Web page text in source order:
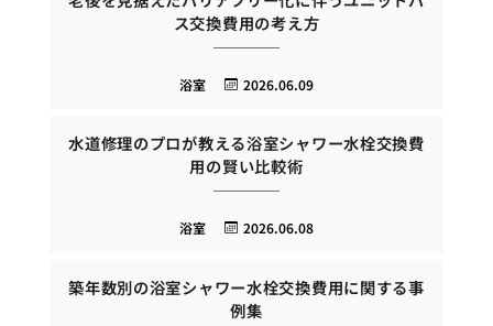
ス交換費用の考え方
2026.06.09
浴室
水道修理のプロが教える浴室シャワー水栓交換費
用の賢い比較術
2026.06.08
浴室
築年数別の浴室シャワー水栓交換費用に関する事
例集